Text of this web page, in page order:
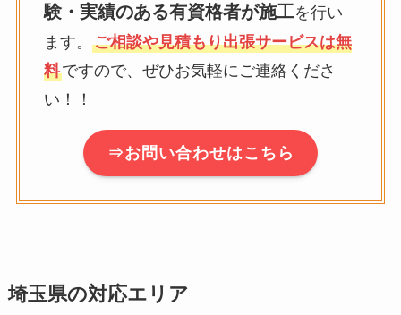
験・実績のある有資格者が施工を行い
ます。 ご相談や見積もり出張サービスは無
料ですので、ぜひお気軽にご連絡くださ
い！！
⇒お問い合わせはこちら
埼玉県の対応エリア